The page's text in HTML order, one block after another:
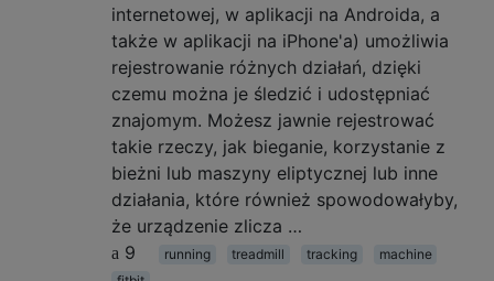
internetowej, w aplikacji na Androida, a
także w aplikacji na iPhone'a) umożliwia
rejestrowanie różnych działań, dzięki
czemu można je śledzić i udostępniać
znajomym. Możesz jawnie rejestrować
takie rzeczy, jak bieganie, korzystanie z
bieżni lub maszyny eliptycznej lub inne
działania, które również spowodowałyby,
że urządzenie zlicza …
9
running treadmill tracking
machine